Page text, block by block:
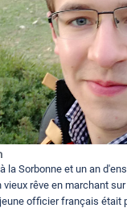
la Sorbonne et un an
rêve en marchant
officier français était